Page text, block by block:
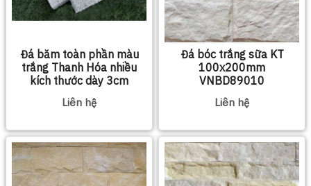
Đá băm toàn phần màu
trắng Thanh Hóa nhiều
kích thước dày 3cm
Liên hệ
Đá bóc trắng sữa KT
100x200mm
VNBD89010
Liên hệ